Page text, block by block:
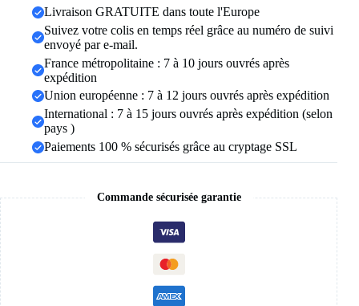
d'oreille
organisateur
rangement
Livraison GRATUITE dans toute l'Europe
Suivez votre colis en temps réel grâce au numéro de suivi
envoyé par e-mail.
France métropolitaine : 7 à 10 jours ouvrés après
expédition
Union européenne : 7 à 12 jours ouvrés après expédition
International : 7 à 15 jours ouvrés après expédition (selon
pays )
Paiements 100 % sécurisés grâce au cryptage SSL
Commande sécurisée garantie